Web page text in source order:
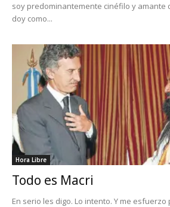
soy predominantemente cinéfilo y amante
doy como...
Hora Libre
Todo es Macri
En serio les digo. Lo intento. Y me